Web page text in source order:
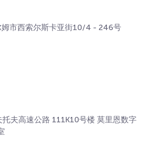
市西索尔斯卡亚街10/4 - 246号
夫高速公路 111K10号楼 莫里恩数字